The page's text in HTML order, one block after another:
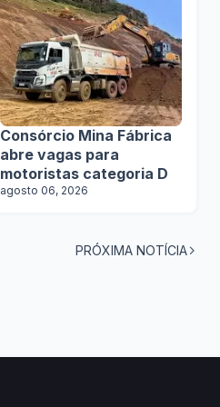
Consórcio Mina Fábrica
abre vagas para
motoristas categoria D
agosto 06, 2026
PRÓXIMA NOTÍCIA